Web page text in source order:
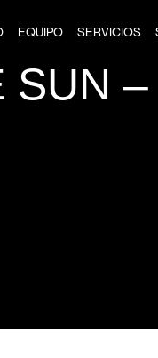
EQUIPO SERVICIOS
SUN